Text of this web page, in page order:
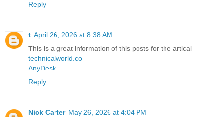
Reply
t April 26, 2026 at 8:38 AM
This is a great information of this posts for the artical
technicalworld.co
AnyDesk
Reply
Nick Carter May 26, 2026 at 4:04 PM